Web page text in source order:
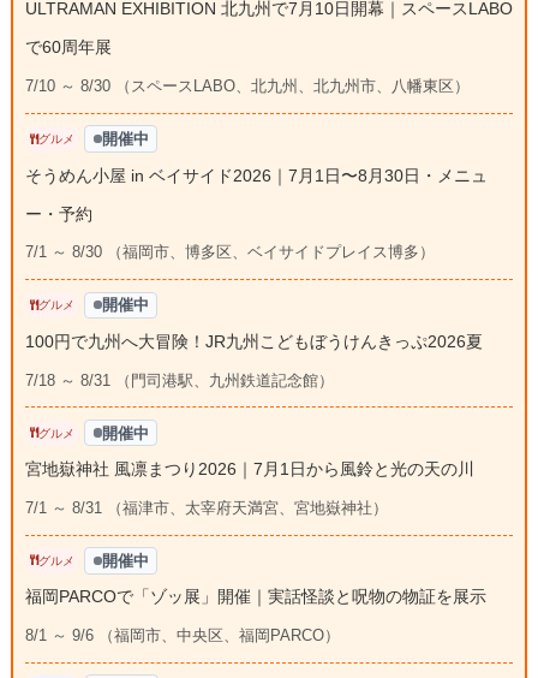
ULTRAMAN EXHIBITION 北九州で7月10日開幕｜スペースLABO
で60周年展
7/10 ～ 8/30 （スペースLABO、北九州、北九州市、八幡東区）
グルメ 開催中
そうめん小屋 in ベイサイド2026｜7月1日〜8月30日・メニュ
ー・予約
7/1 ～ 8/30 （福岡市、博多区、ベイサイドプレイス博多）
グルメ 開催中
100円で九州へ大冒険！JR九州こどもぼうけんきっぷ2026夏
7/18 ～ 8/31 （門司港駅、九州鉄道記念館）
グルメ 開催中
宮地嶽神社 風凛まつり2026｜7月1日から風鈴と光の天の川
7/1 ～ 8/31 （福津市、太宰府天満宮、宮地嶽神社）
グルメ 開催中
福岡PARCOで「ゾッ展」開催｜実話怪談と呪物の物証を展示
8/1 ～ 9/6 （福岡市、中央区、福岡PARCO）